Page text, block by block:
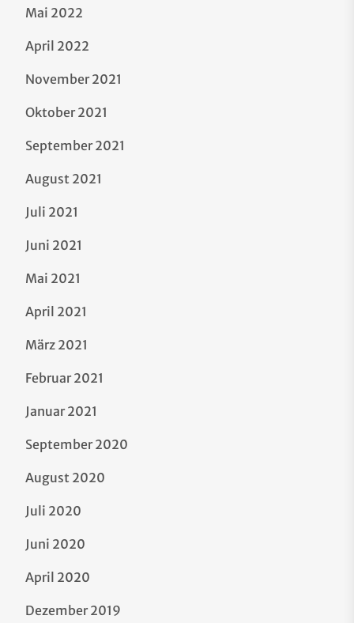
Mai 2022
April 2022
November 2021
Oktober 2021
September 2021
August 2021
Juli 2021
Juni 2021
Mai 2021
April 2021
März 2021
Februar 2021
Januar 2021
September 2020
August 2020
Juli 2020
Juni 2020
April 2020
Dezember 2019